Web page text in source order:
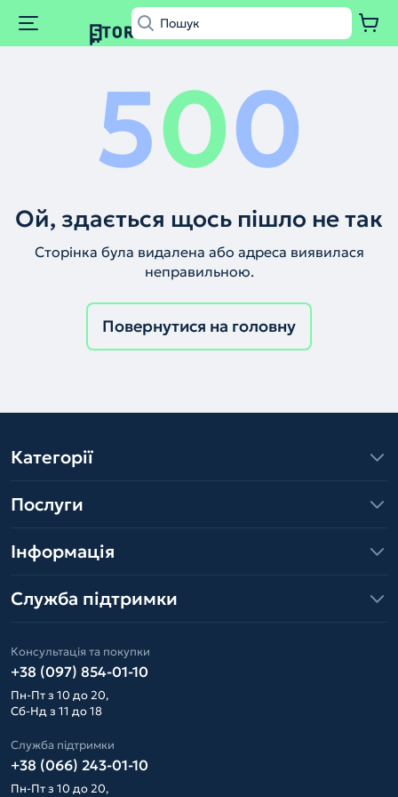
500
Ой, здається щось пішло не так
Сторінка була видалена або адреса виявилася
неправильною.
Повернутися на головну
Категорії
Послуги
Інформація
Служба підтримки
Консультація та покупки
+38 (097) 854-01-10
Пн-Пт з 10 до 20,
Сб-Нд з 11 до 18
Служба підтримки
+38 (066) 243-01-10
Пн-Пт з 10 до 20,